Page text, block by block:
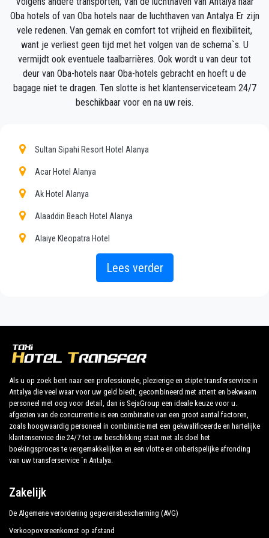
auto klaar voor vertrek en een helpende hand klaar
om u te helpen met uw bagage en brengt u naar uw
bestemming in Oba.
Uw ervaring met onze transferservice zal uitstekend
zijn, aangezien ons team trotse professionals zijn
die ervoor zullen zorgen dat u op tijd wordt
Wij bieden onze klanten een professionele en privé
chauffeurs en comfortabele auto's naar overal in
Oba.
PrivateTransferAntalya is niet alleen een normaal
bedrijf, wij zijn het mooie alternatief voor het
openbaar vervoer van of naar Oba.
Boek nu uw privétransfer in Antalya en reis naar uw
hotel in Oba!
De uitgebreide ervaring van ons bedrijf garandeert al
onze klanten de zekerheid van een professionele
service voor iedereen, dankzij onze vaste prijzen en
economische voorwaarden. Onze klanten zijn onze
topprioriteit en zullen profiteren van auto's die zijn
beroep waardig is.
Ons bedrijf heeft een uitstekende reputatie in de
stad Antalya dankzij de professionaliteit van de
Oba hotels of van Oba hotels naar de luchthaven van Antalya Er zijn
vele redenen. Van gemak en comfort tot vrijheid en flexibiliteit,
want je verliest geen tijd met het volgen van de schema`s. U
vermijdt ook eventuele taalbarrières. Ook wordt u van deur tot
deur van Oba-hotels naar Oba-hotels gebracht en hoeft u de
bagage niet te dragen. Ten slotte is het klantenserviceteam 24/7
beschikbaar voor en na uw reis.
Sultan Sipahi Resort Hotel Alanya
Acar Hotel Alanya
Ak Hotel Alanya
Alaaddin Beach Hotel Alanya
Alaiye Kleopatra Hotel
Aslan Kleopatra Beste Hotel Alanya
Alanya Beach Hotel
North Point Hotel Alanya
Alanya Opera Hotel
Alanya Park Hotel
Alanya Sun Hotel
Ananas Hotel
Lees verder
Als u op zoek bent naar een professionele, plezierige en stipte transferservice in
Antalya die veel waar voor uw geld biedt, gecombineerd met attent en bekwaam
personeel met oog voor detail, dan is SejaGroup een ideale keuze voor u.
afgezien van de concurrentie is een combinatie van een groot aantal factoren,
zoals hoogwaardig personeel in combinatie met een gekwalificeerde en hartelijke
klantenservice die 24/7 tot uw beschikking staat met als doel het
boekingsproces te vergemakkelijken en een vlotte en onberispelijke afronding
van uw transferservice `n Antalya.
Zakelijk
De Algemene verordening gegevensbescherming (AVG)
Verkoopovereenkomst op afstand